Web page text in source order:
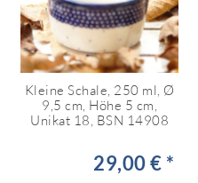
Kleine Schale, 250 ml, Ø
9,5 cm, Höhe 5 cm,
Unikat 18, BSN 14908
29,00 € *